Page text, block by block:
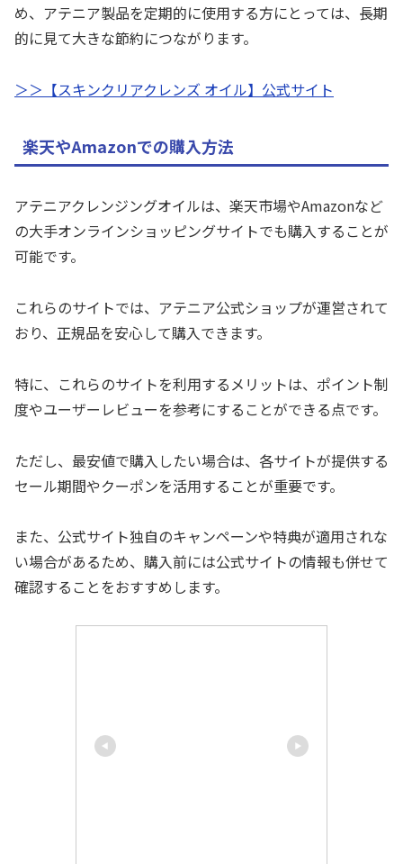
め、アテニア製品を定期的に使用する方にとっては、長期
的に見て大きな節約につながります。
＞＞【スキンクリアクレンズ オイル】公式サイト
楽天やAmazonでの購入方法
アテニアクレンジングオイルは、楽天市場やAmazonなど
の大手オンラインショッピングサイトでも購入することが
可能です。
これらのサイトでは、アテニア公式ショップが運営されて
おり、正規品を安心して購入できます。
特に、これらのサイトを利用するメリットは、ポイント制
度やユーザーレビューを参考にすることができる点です。
ただし、最安値で購入したい場合は、各サイトが提供する
セール期間やクーポンを活用することが重要です。
また、公式サイト独自のキャンペーンや特典が適用されな
い場合があるため、購入前には公式サイトの情報も併せて
確認することをおすすめします。